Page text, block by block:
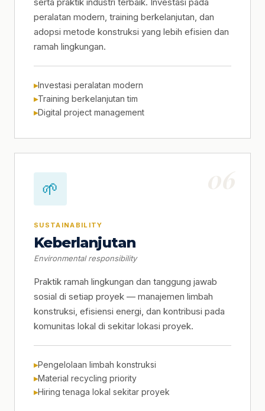
peralatan modern, training berkelanjutan, dan
adopsi metode konstruksi yang lebih efisien dan
ramah lingkungan.
Investasi peralatan modern
Training berkelanjutan tim
Digital project management
🌱
SUSTAINABILITY
Keberlanjutan
Environmental responsibility
Praktik ramah lingkungan dan tanggung jawab
sosial di setiap proyek — manajemen limbah
konstruksi, efisiensi energi, dan kontribusi pada
komunitas lokal di sekitar lokasi proyek.
Pengelolaan limbah konstruksi
Material recycling priority
Hiring tenaga lokal sekitar proyek